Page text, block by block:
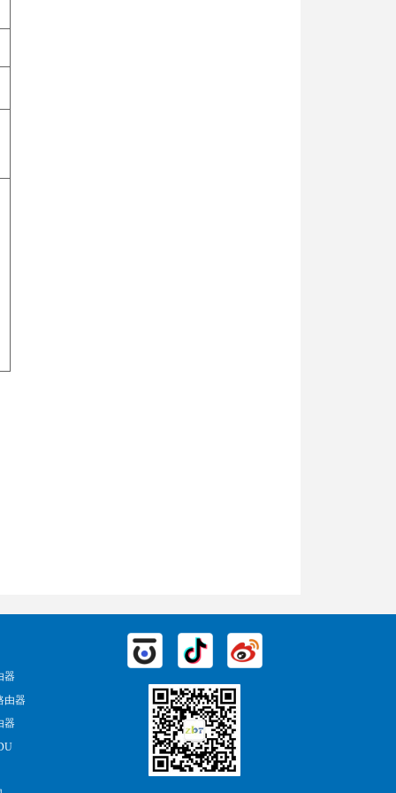
器
由器
器